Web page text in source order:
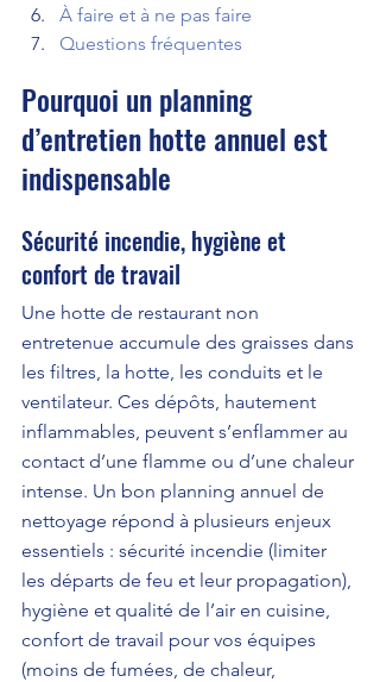
À faire et à ne pas faire
Questions fréquentes
Pourquoi un planning
d’entretien hotte annuel est
indispensable
Sécurité incendie, hygiène et
confort de travail
Une hotte de restaurant non
entretenue accumule des graisses dans
les filtres, la hotte, les conduits et le
ventilateur. Ces dépôts, hautement
inflammables, peuvent s’enflammer au
contact d’une flamme ou d’une chaleur
intense. Un bon planning annuel de
nettoyage répond à plusieurs enjeux
essentiels : sécurité incendie (limiter
les départs de feu et leur propagation),
hygiène et qualité de l’air en cuisine,
confort de travail pour vos équipes
(moins de fumées, de chaleur,